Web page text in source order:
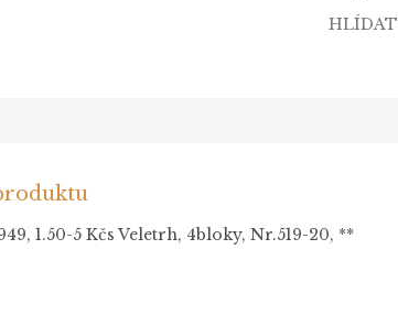
HLÍDAT
1.50-5 Kčs Veletrh, 4bloky, Nr.519-20, **